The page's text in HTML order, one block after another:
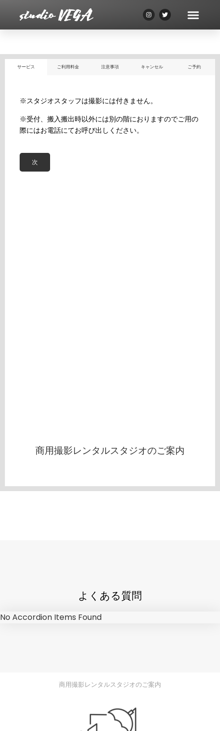
サービス ご利用料金 注意事項 キャンセル ご予約
※スタジオスタッフは撮影には付きません。
※受付、搬入搬出時以外には別の階におりますのでご用の
際にはお電話にてお呼び出しください。
次
商用撮影レンタルスタジオのご案内
よくある質問
No Accordion Items Found
商用撮影レンタルスタジオのご案内